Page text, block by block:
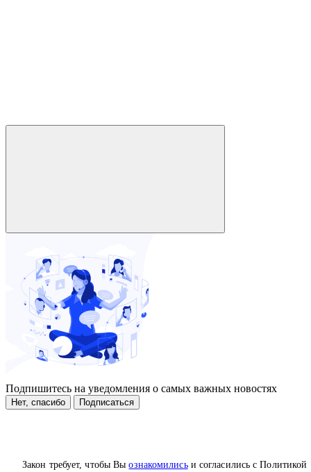
Закон требует, чтобы Выознакомилисьи согласились с Политикой
Подпишитесь на уведомления о самых важных новостях
Нет, спасибо Подписаться